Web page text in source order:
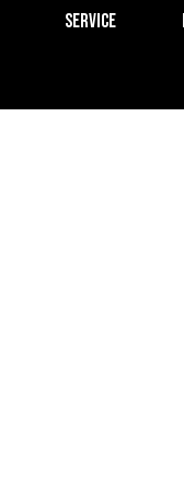
Service